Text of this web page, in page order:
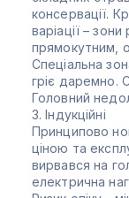
консервації.
варіації –
прямокутним,
Спеціальна
гріє даремно.
Головний
3. Індукційні
Принципово
ціною та
вирвався на
електрична